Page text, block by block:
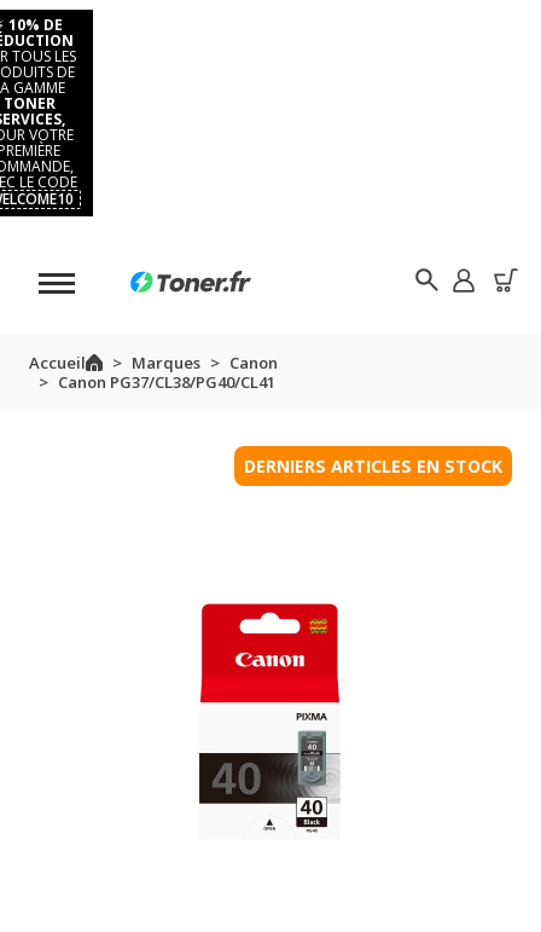
10% DE
TOUS LES
DE
GAMME
TONER
VOTRE
LE CODE
Accueil Marques
Canon
Canon PG37/CL38/PG40/CL41
DERNIERS ARTICLES EN STOCK